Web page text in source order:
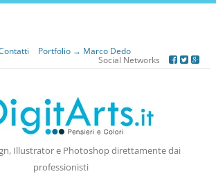
Portfolio → Marco Dedo
Social Networks
Illustrator e Photoshop direttamente dai
professionisti